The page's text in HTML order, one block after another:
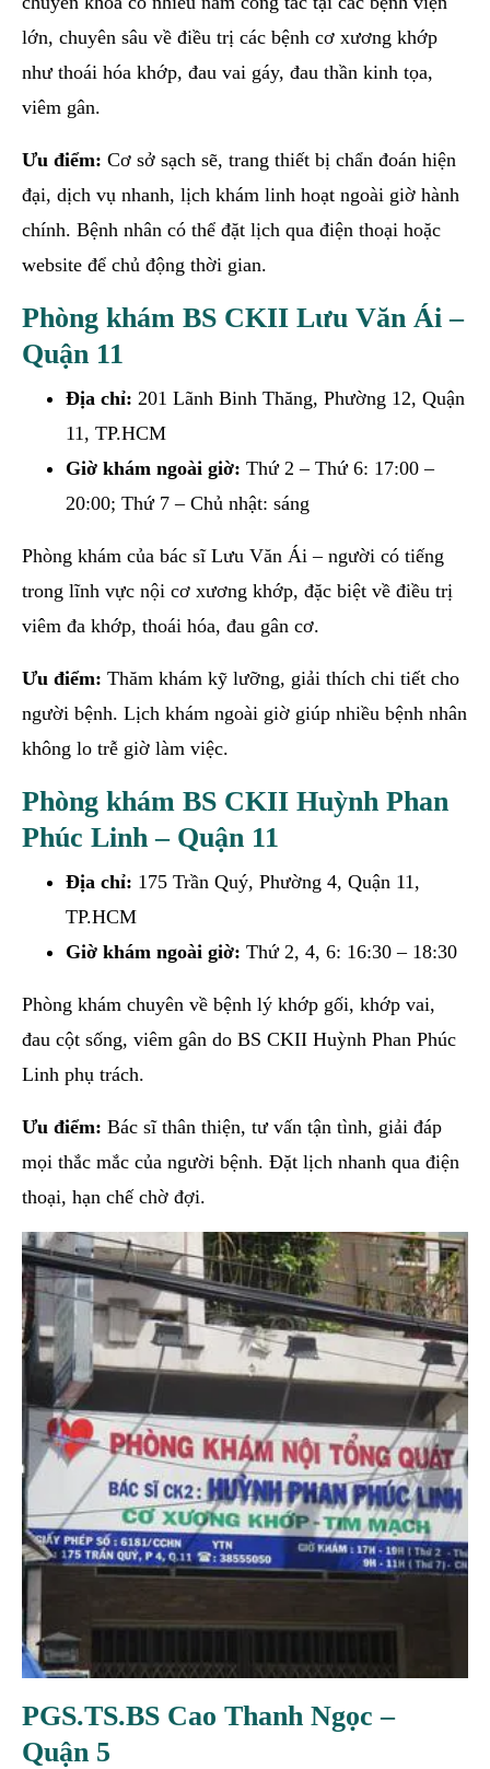
lớn, chuyên sâu về điều trị các bệnh cơ xương khớp
như thoái hóa khớp, đau vai gáy, đau thần kinh tọa,
viêm gân.
Ưu điểm: Cơ sở sạch sẽ, trang thiết bị chẩn đoán hiện
đại, dịch vụ nhanh, lịch khám linh hoạt ngoài giờ hành
chính. Bệnh nhân có thể đặt lịch qua điện thoại hoặc
website để chủ động thời gian.
Phòng khám BS CKII Lưu Văn Ái –
Quận 11
Địa chỉ: 201 Lãnh Binh Thăng, Phường 12, Quận
11, TP.HCM
Giờ khám ngoài giờ: Thứ 2 – Thứ 6: 17:00 –
20:00; Thứ 7 – Chủ nhật: sáng
Phòng khám của bác sĩ Lưu Văn Ái – người có tiếng
trong lĩnh vực nội cơ xương khớp, đặc biệt về điều trị
viêm đa khớp, thoái hóa, đau gân cơ.
Ưu điểm: Thăm khám kỹ lưỡng, giải thích chi tiết cho
người bệnh. Lịch khám ngoài giờ giúp nhiều bệnh nhân
không lo trễ giờ làm việc.
Phòng khám BS CKII Huỳnh Phan
Phúc Linh – Quận 11
Địa chỉ: 175 Trần Quý, Phường 4, Quận 11,
TP.HCM
Giờ khám ngoài giờ: Thứ 2, 4, 6: 16:30 – 18:30
Phòng khám chuyên về bệnh lý khớp gối, khớp vai,
đau cột sống, viêm gân do BS CKII Huỳnh Phan Phúc
Linh phụ trách.
Ưu điểm: Bác sĩ thân thiện, tư vấn tận tình, giải đáp
mọi thắc mắc của người bệnh. Đặt lịch nhanh qua điện
thoại, hạn chế chờ đợi.
PGS.TS.BS Cao Thanh Ngọc –
Quận 5